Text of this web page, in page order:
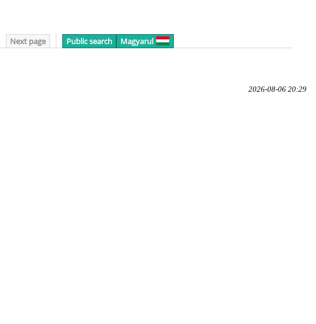
Next page Public search Magyarul
2026-08-06 20:29